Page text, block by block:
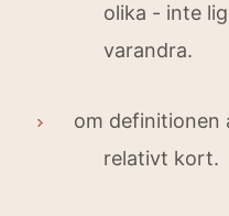
olika - inte
varandra.
om definitionen
relativt kort.